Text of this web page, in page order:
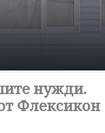
нужди.
Флексикон